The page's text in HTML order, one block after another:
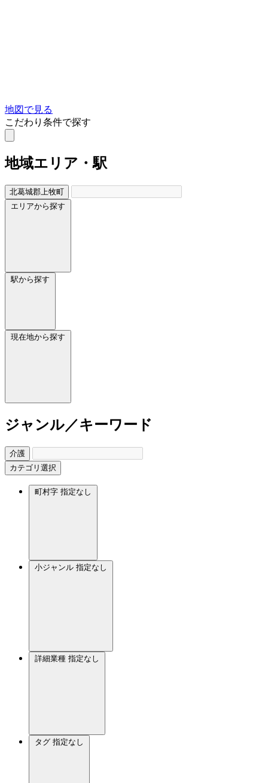
地図で見る
こだわり条件で探す
地域エリア・駅
北葛城郡上牧町
エリアから探す
駅から探す
現在地から探す
ジャンル／キーワード
介護
カテゴリ選択
町村字 指定なし
小ジャンル 指定なし
詳細業種 指定なし
タグ 指定なし